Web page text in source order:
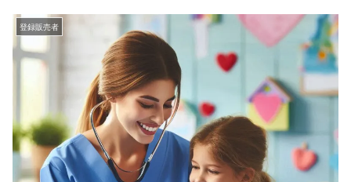
登録販売者